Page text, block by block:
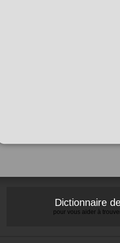
Dictionnaire
pour vous aider à